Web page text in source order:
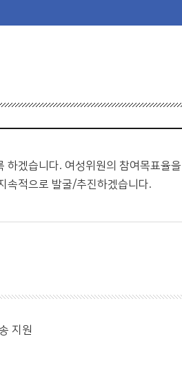
겠습니다. 여성위원의 참여목표율
속적으로 발굴/추진하겠습니다.
지원